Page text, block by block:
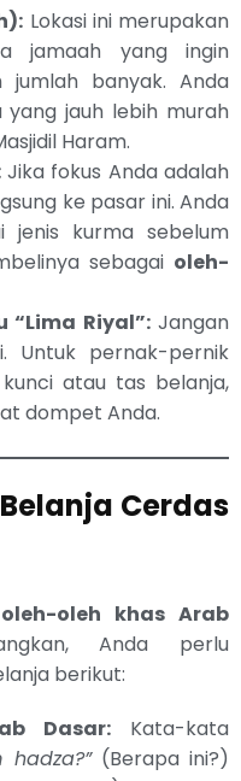
Lokasi ini merupakan
jamaah yang ingin
banyak. Anda
jauh lebih murah
Haram.
Jika fokus Anda adalah
ke pasar ini. Anda
jenis kurma sebelum
sebagai oleh-
“Lima Riyal”:Jangan
Untuk pernak-pernik
atau tas belanja,
dompet Anda.
Cerdas
oleh-oleh khas Arab
Anda perlu
berikut:
Dasar: Kata-kata
hadza?”(Berapa ini?)